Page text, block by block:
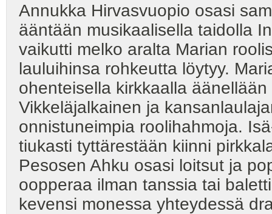
Annukka Hirvasvuopio osasi
ääntään musikaalisella taidolla
vaikutti melko aralta Marian
lauluihinsa rohkeutta löytyy.
ohenteisella kirkkaalla
Vikkeläjalkainen ja
onnistuneimpia roolihahmoja.
tiukasti tyttärestään kiinni
Pesosen Ahku osasi loitsut ja
oopperaa ilman tanssia tai
kevensi monessa yhteydessä